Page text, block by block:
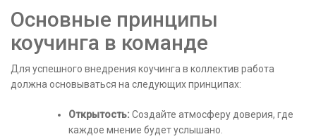
Основные принципы
коучинга в команде
Для успешного внедрения коучинга в коллектив работа
должна основываться на следующих принципах:
Открытость: Создайте атмосферу доверия, где
каждое мнение будет услышано.